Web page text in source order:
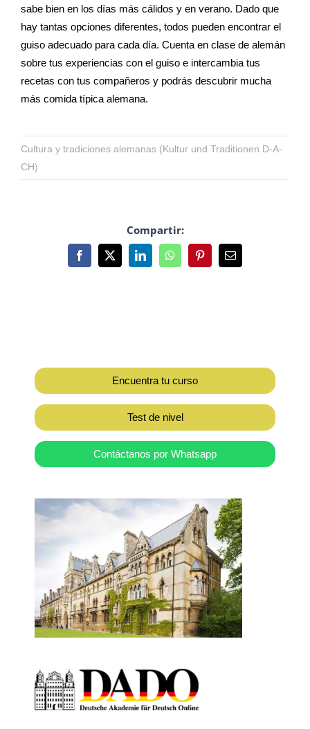
sabe bien en los días más cálidos y en verano. Dado que
hay tantas opciones diferentes, todos pueden encontrar el
guiso adecuado para cada día. Cuenta en clase de alemán
sobre tus experiencias con el guiso e intercambia tus
recetas con tus compañeros y podrás descubrir mucha
más comida típica alemana.
Cultura y tradiciones alemanas (Kultur und Traditionen D-A-
CH)
Compartir:
Facebook
X LinkedInWhatsAppPinterestCorreo
Encuentra tu curso
Test de nivel
Contáctanos por Whatsapp